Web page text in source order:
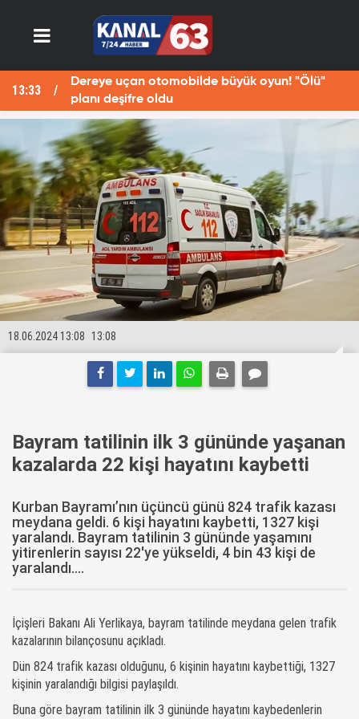
13:33
Dereye uçan otomobilde büyük oyun! "Ölü"
planı deşifre oldu
13:08
18.06.2024 13:08
Bayram tatilinin ilk 3 gününde yaşanan
kazalarda 22 kişi hayatını kaybetti
Kurban Bayramı’nın üçüncü günü 824 trafik kazası
meydana geldi. 6 kişi hayatını kaybetti, 1327 kişi
yaralandı. Bayram tatilinin 3 gününde yaşamını
yitirenlerin sayısı 22'ye yükseldi, 4 bin 43 kişi de
yaralandı....
İçişleri Bakanı Ali Yerlikaya, bayram tatilinde meydana gelen trafik
kazalarının bilançosunu açıkladı.
Dün 824 trafik kazası olduğunu, 6 kişinin hayatını kaybettiği, 1327
kişinin yaralandığı bilgisi paylaşıldı.
Buna göre bayram tatilinin ilk 3 gününde hayatını kaybedenlerin